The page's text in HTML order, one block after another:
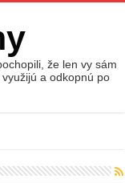
že len vy sám
a odkopnú po